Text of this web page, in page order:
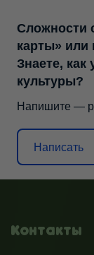
Сложности
карты» или
Знаете,
культуры?
Напишите —
Написать
Контакты